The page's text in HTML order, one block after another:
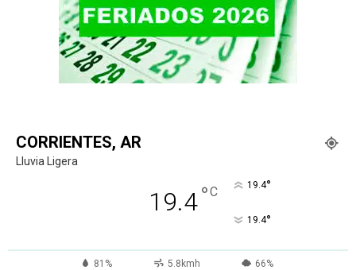
CORRIENTES, AR
Lluvia Ligera
19.4°C 19.4°
19.4°
81% 5.8kmh 66%